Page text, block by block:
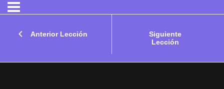
Anterior Lección
Siguiente
Lección